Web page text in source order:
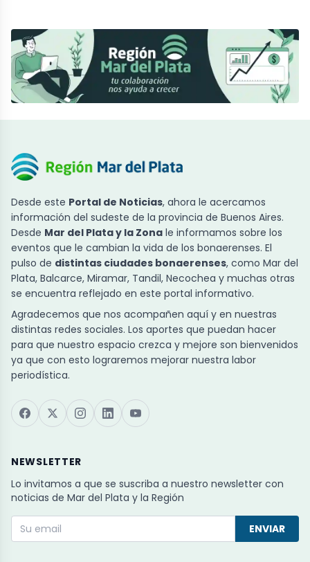
Desde este Portal de Noticias, ahora le acercamos
información del sudeste de la provincia de Buenos Aires.
Desde Mar del Plata y la Zona le informamos sobre los
eventos que le cambian la vida de los bonaerenses. El
pulso de distintas ciudades bonaerenses, como Mar del
Plata, Balcarce, Miramar, Tandil, Necochea y muchas otras
se encuentra reflejado en este portal informativo.
Agradecemos que nos acompañen aquí y en nuestras
distintas redes sociales. Los aportes que puedan hacer
para que nuestro espacio crezca y mejore son bienvenidos
ya que con esto lograremos mejorar nuestra labor
periodística.
NEWSLETTER
Lo invitamos a que se suscriba a nuestro newsletter con
noticias de Mar del Plata y la Región
ENVIAR